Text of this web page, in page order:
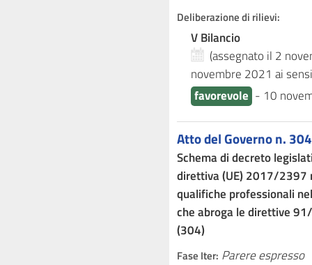
Deliberazione di rilievi:
V Bilancio
(assegnato il 2
novembre 2021 ai sensi
favorevole - 10
Atto del Governo n. 304
Schema di decreto
direttiva (UE) 2017/2397
qualifiche professionali
che abroga le direttive
(304)
Fase Iter: Parere espresso